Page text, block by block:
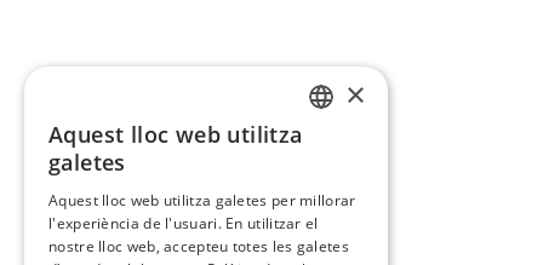
×
Aquest lloc web utilitza
galetes
Aquest lloc web utilitza galetes per millorar
l'experiència de l'usuari. En utilitzar el
nostre lloc web, accepteu totes les galetes